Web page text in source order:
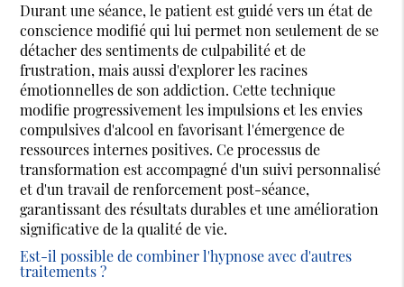
Durant une séance, le patient est guidé vers un état de
conscience modifié qui lui permet non seulement de se
détacher des sentiments de culpabilité et de
frustration, mais aussi d'explorer les racines
émotionnelles de son addiction. Cette technique
modifie progressivement les impulsions et les envies
compulsives d'alcool en favorisant l'émergence de
ressources internes positives. Ce processus de
transformation est accompagné d'un suivi personnalisé
et d'un travail de renforcement post-séance,
garantissant des résultats durables et une amélioration
significative de la qualité de vie.
Est-il possible de combiner l'hypnose avec d'autres
traitements ?